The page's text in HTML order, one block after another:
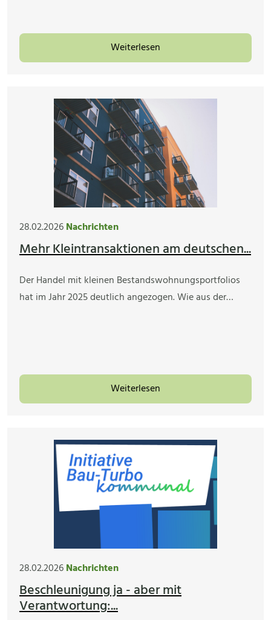
Weiterlesen
28.02.2026Nachrichten
Mehr Kleintransaktionen am deutschen...
Der Handel mit kleinen Bestandswohnungsportfolios
hat im Jahr 2025 deutlich angezogen. Wie aus der…
Weiterlesen
28.02.2026Nachrichten
Beschleunigung ja - aber mit
Verantwortung:...